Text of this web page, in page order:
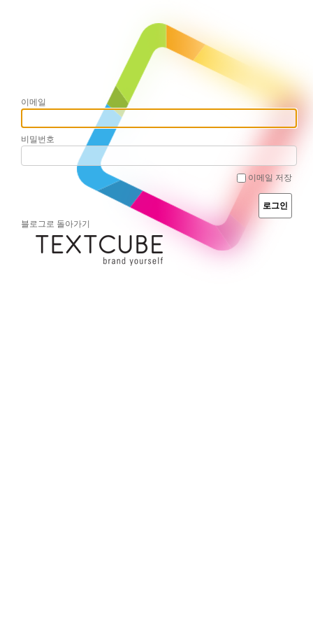
이메일
비밀번호
이메일 저장
블로그로 돌아가기